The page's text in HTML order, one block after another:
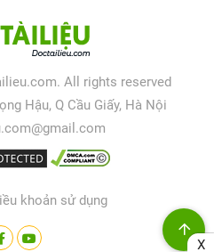
All rights reserved
Hậu, Q Cầu Giấy, Hà Nội
khoản sử dụng
X